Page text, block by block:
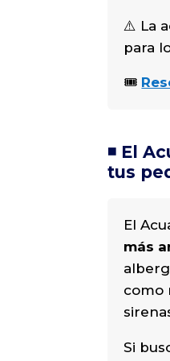
⚠️ La
para
🎟️
◾️ El
tus
El
más
como
Si